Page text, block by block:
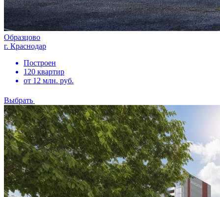
Образцово
г. Краснодар
Построен
120 квартир
от 12 млн. руб.
Выбрать